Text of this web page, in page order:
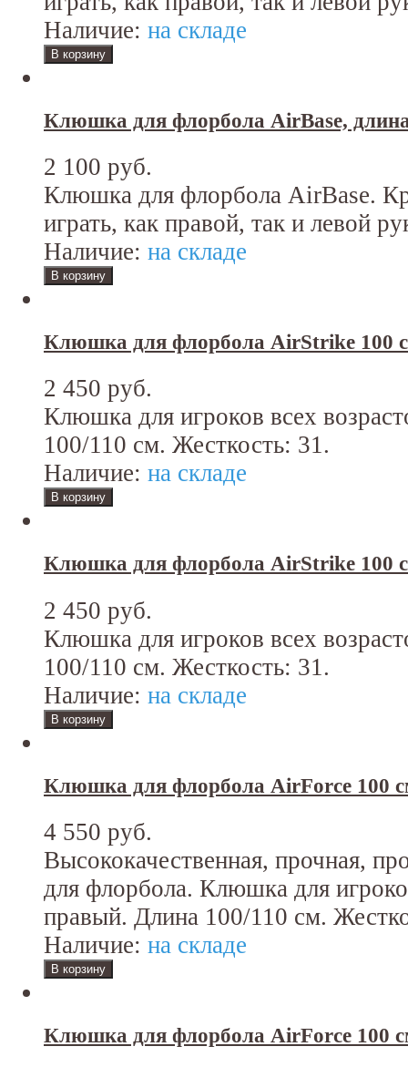
Наличие: на складе
Клюшка для флорбола AirBase,
2 100 руб.
Клюшка для флорбола AirBase.
играть, как правой, так и левой
Наличие: на складе
Клюшка для флорбола AirStrike 100
2 450 руб.
Клюшка для игроков всех
100/110 см. Жесткость: 31.
Наличие: на складе
Клюшка для флорбола AirStrike 100
2 450 руб.
Клюшка для игроков всех
100/110 см. Жесткость: 31.
Наличие: на складе
Клюшка для флорбола AirForce 100
4 550 руб.
Высококачественная, прочная,
для флорбола. Клюшка для
правый. Длина 100/110 см.
Наличие: на складе
Клюшка для флорбола AirForce 100